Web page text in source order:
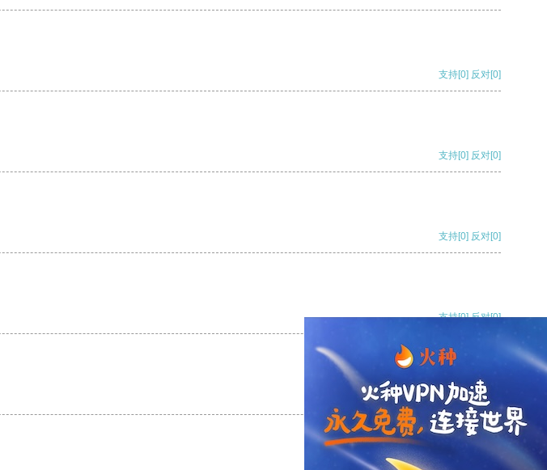
支持[0] 反对[0]
支持[0] 反对[0]
支持[0] 反对[0]
支持[0] 反对[0]
支持[0] 反对